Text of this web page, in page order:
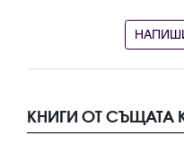
КНИГИ ОТ СЪЩАТА